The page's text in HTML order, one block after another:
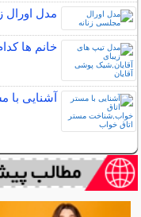
مدل اورال
خانم ها
آشنایی با